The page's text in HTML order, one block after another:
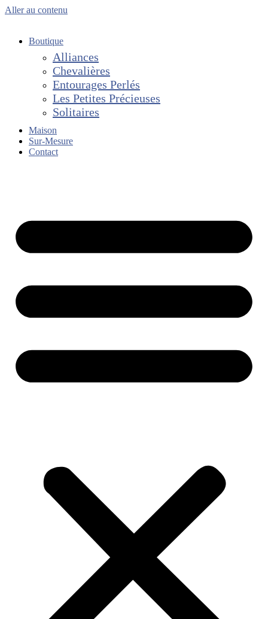
Aller au contenu
Boutique
Alliances
Chevalières
Entourages Perlés
Les Petites Précieuses
Solitaires
Maison
Sur-Mesure
Contact